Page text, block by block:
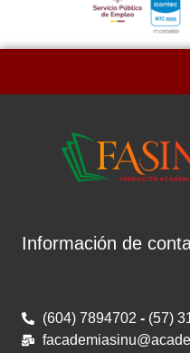
Información de
(604) 7894702 -(57)